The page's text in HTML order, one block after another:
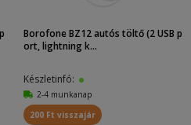
Borofone BZ12 autós töltő (2 USB p
ort, lightning k...
Készletinfó:
2-4 munkanap
200 Ft visszajár